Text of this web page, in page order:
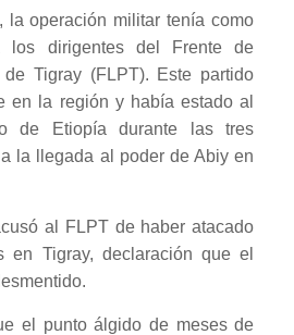
la operación militar tenía como
los dirigentes del Frente de
de Tigray (FLPT). Este partido
en la región y había estado al
de Etiopía durante las tres
la llegada al poder de Abiy en
al FLPT de haber atacado
en Tigray, declaración que el
el punto álgido de meses de